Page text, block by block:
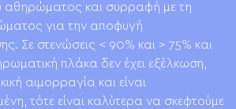
αθηρώματος και συρραφή με τη
για την αποφυγή
Σε στενώσεις < 90% και > 75% και
πλάκα δεν έχει εξέλκωση,
αιμορραγία και είναι
τότε είναι καλύτερα να σκεφτούμε